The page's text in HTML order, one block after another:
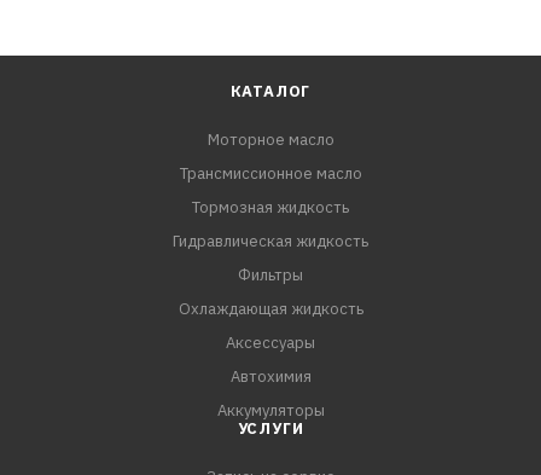
КАТАЛОГ
Моторное масло
Трансмиссионное масло
Тормозная жидкость
Гидравлическая жидкость
Фильтры
Охлаждающая жидкость
Аксессуары
Автохимия
Аккумуляторы
УСЛУГИ